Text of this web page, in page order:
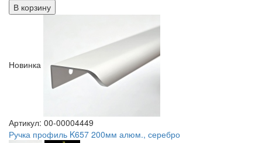
В корзину
Новинка
Артикул: 00-00004449
Ручка профиль K657 200мм алюм., серебро